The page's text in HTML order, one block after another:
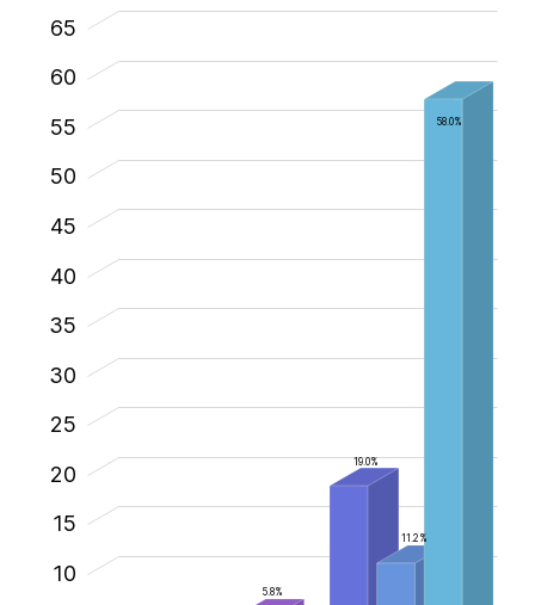
58.0%
11.2%
19.0%
5.8%
10
15
20
25
30
35
40
45
50
55
60
65